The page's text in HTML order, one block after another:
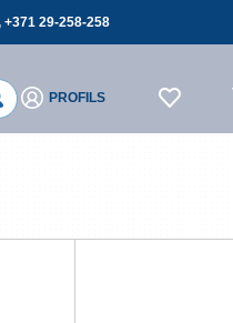
+371 29-258-258
PROFILS